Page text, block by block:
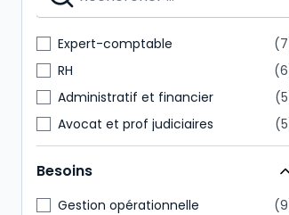
Expert-comptable
7
RH
6
Administratif et financier
5
Avocat et prof judiciaires
5
Commissaire aux comptes
5
Juridique
5
Notaire
3
Besoins
Gestion opérationnelle 9